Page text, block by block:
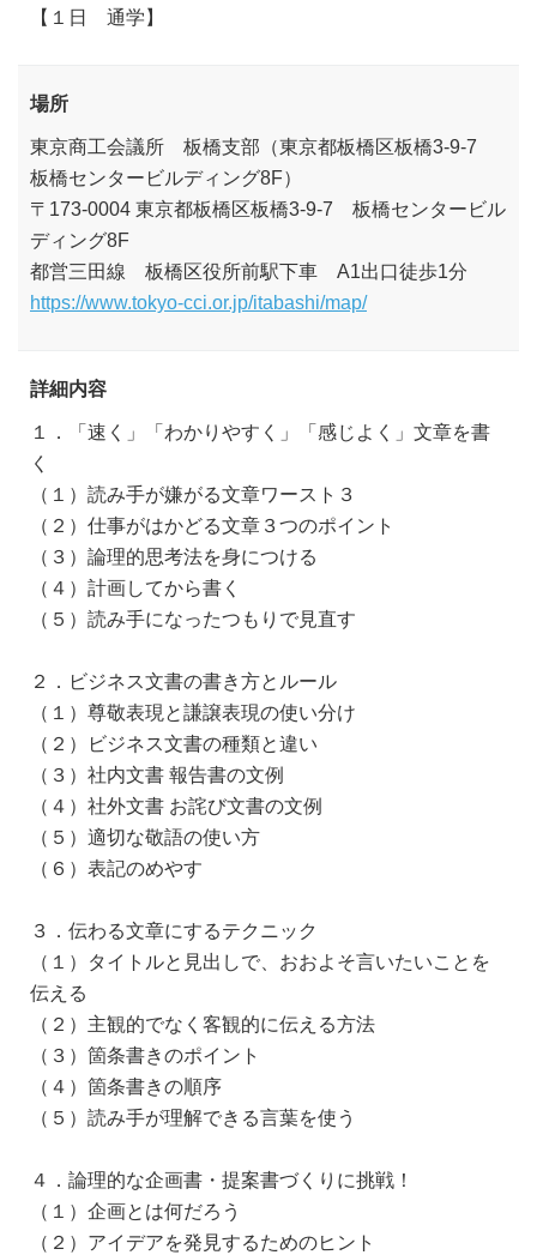
【１日 通学】
場所
東京商工会議所 板橋支部（東京都板橋区板橋3-9-7
板橋センタービルディング8F）
〒173-0004 東京都板橋区板橋3-9-7 板橋センタービル
ディング8F
都営三田線 板橋区役所前駅下車 A1出口徒歩1分
https://www.tokyo-cci.or.jp/itabashi/map/
詳細内容
１．「速く」「わかりやすく」「感じよく」文章を書
く
（１）読み手が嫌がる文章ワースト３
（２）仕事がはかどる文章３つのポイント
（３）論理的思考法を身につける
（４）計画してから書く
（５）読み手になったつもりで見直す
２．ビジネス文書の書き方とルール
（１）尊敬表現と謙譲表現の使い分け
（２）ビジネス文書の種類と違い
（３）社内文書 報告書の文例
（４）社外文書 お詫び文書の文例
（５）適切な敬語の使い方
（６）表記のめやす
３．伝わる文章にするテクニック
（１）タイトルと見出しで、おおよそ言いたいことを
伝える
（２）主観的でなく客観的に伝える方法
（３）箇条書きのポイント
（４）箇条書きの順序
（５）読み手が理解できる言葉を使う
４．論理的な企画書・提案書づくりに挑戦！
（１）企画とは何だろう
（２）アイデアを発見するためのヒント